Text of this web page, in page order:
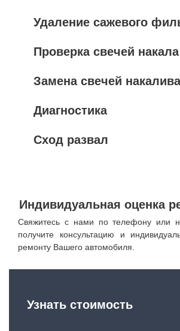
Удаление сажевого
Проверка свечей накала
Замена свечей
Диагностика
Сход развал
Индивидуальная оценка
Свяжитесь с нами по телефону или
получите консультацию и
ремонту Вашего автомобиля.
Узнать стоимость